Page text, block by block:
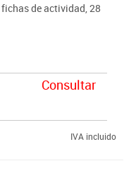
de actividad, 28
Consultar
IVA incluido